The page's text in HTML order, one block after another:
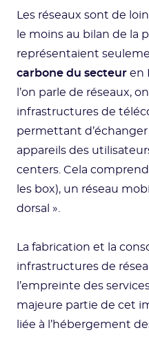
Les réseaux sont de
le moins au bilan de la
représentaient
carbone du secteur en
l’on parle de réseaux,
infrastructures de
permettant
appareils des
centers. Cela
les box), un réseau
dorsal ».
La fabrication et la
infrastructures de
l’empreinte des
majeure partie de cet
liée à l’hébergement